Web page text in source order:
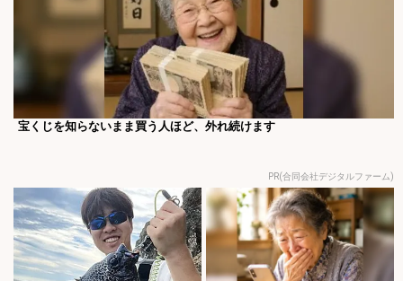
宝くじを知らないまま買う人ほど、外れ続けます
PR(合同会社デジタルファーム)